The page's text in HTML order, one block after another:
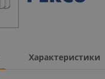
Характеристики